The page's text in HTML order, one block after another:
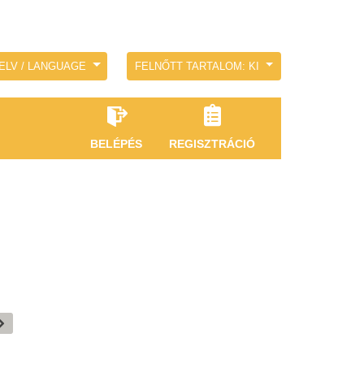
/ LANGUAGE FELNŐTT TARTALOM: KI
BELÉPÉS REGISZTRÁCIÓ